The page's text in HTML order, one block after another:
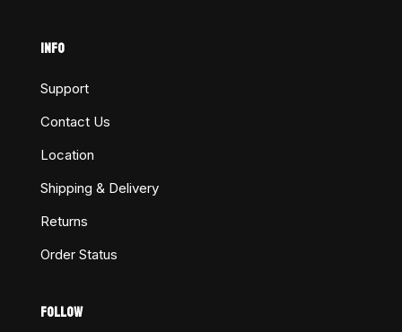
INFO
Support
Contact Us
Location
Shipping & Delivery
Returns
Order Status
FOLLOW